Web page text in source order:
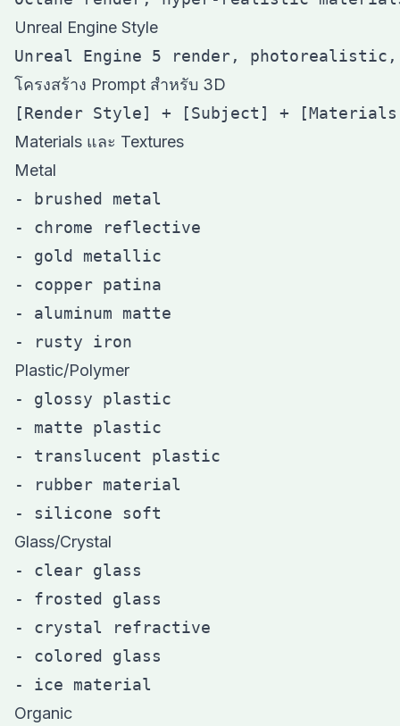
Unreal Engine Style
โครงสร้าง Prompt สำหรับ 3D
Materials และ Textures
Metal
- brushed metal
- chrome reflective
- gold metallic
- copper patina
- aluminum matte
Plastic/Polymer
- glossy plastic
- matte plastic
- translucent plastic
- rubber material
Glass/Crystal
- clear glass
- frosted glass
- crystal refractive
- colored glass
Organic